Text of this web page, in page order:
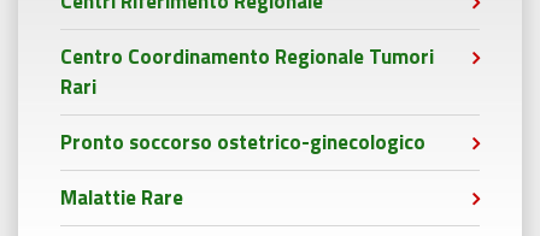
Centro Coordinamento Regionale Tumori
Rari
Pronto soccorso ostetrico-ginecologico
Malattie Rare